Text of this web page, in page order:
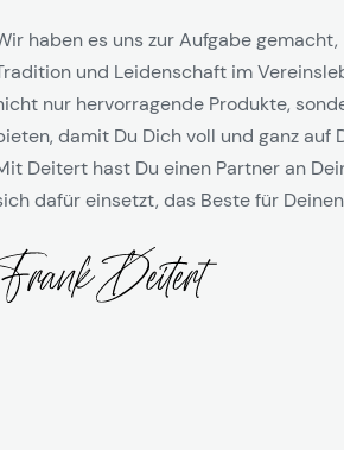
haben es uns zur Aufgabe
und Leidenschaft im
nur hervorragende Produkte,
damit Du Dich voll und ganz auf
Deitert hast Du einen Partner an
dafür einsetzt, das Beste für